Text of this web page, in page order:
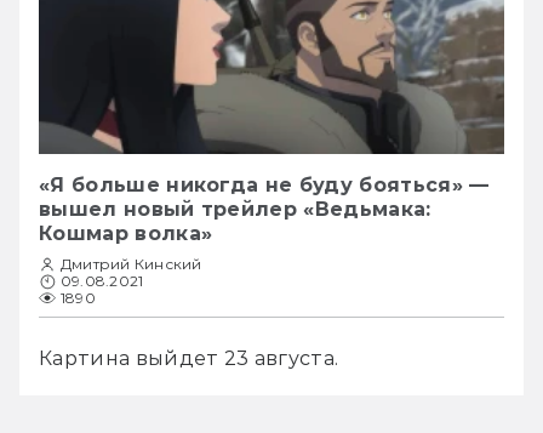
«Я больше никогда не буду бояться» —
вышел новый трейлер «Ведьмака:
Кошмар волка»
Дмитрий Кинский
09.08.2021
1890
Картина выйдет 23 августа.